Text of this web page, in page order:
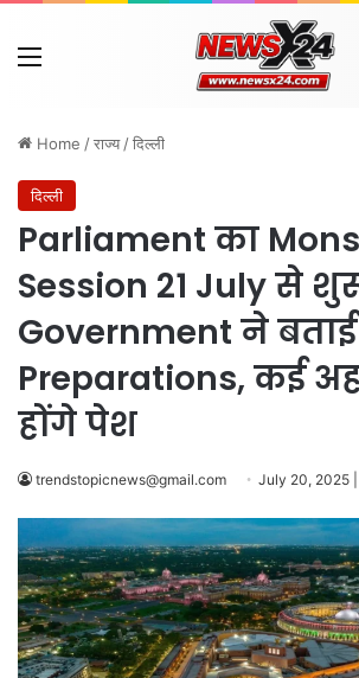
Menu
Home /राज्य /दिल्ली
दिल्ली
Parliament का
Session 21 July से
Government ने बताई
Preparations, कई
होंगे पेश
trendstopicnews@gmail.com July 20, 2025